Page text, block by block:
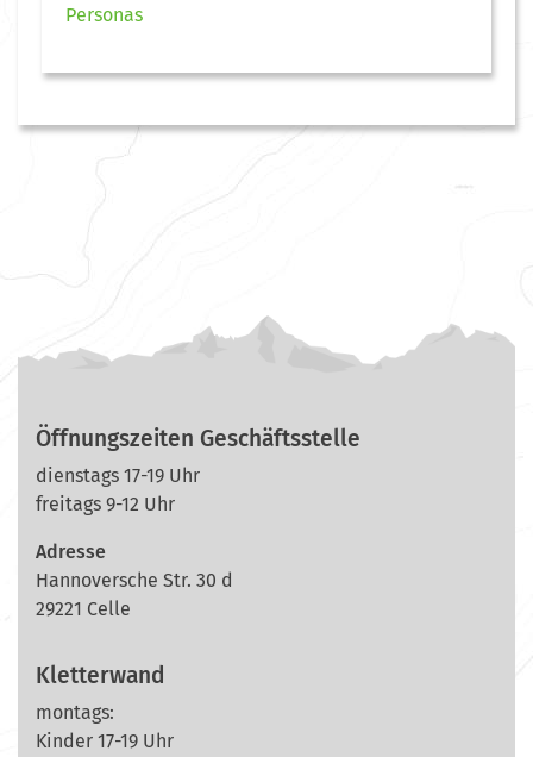
Personas
Öffnungszeiten Geschäftsstelle
dienstags 17-19 Uhr
freitags 9-12 Uhr
Adresse
Hannoversche Str. 30 d
29221 Celle
Kletterwand
montags:
Kinder 17-19 Uhr